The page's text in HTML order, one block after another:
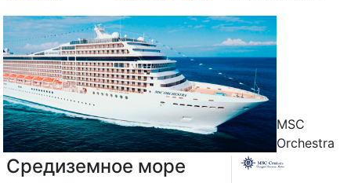
MSC
Orchestra
Средиземное море